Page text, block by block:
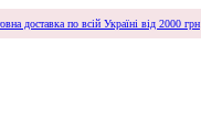
доставка по всій Україні від 2000 грн